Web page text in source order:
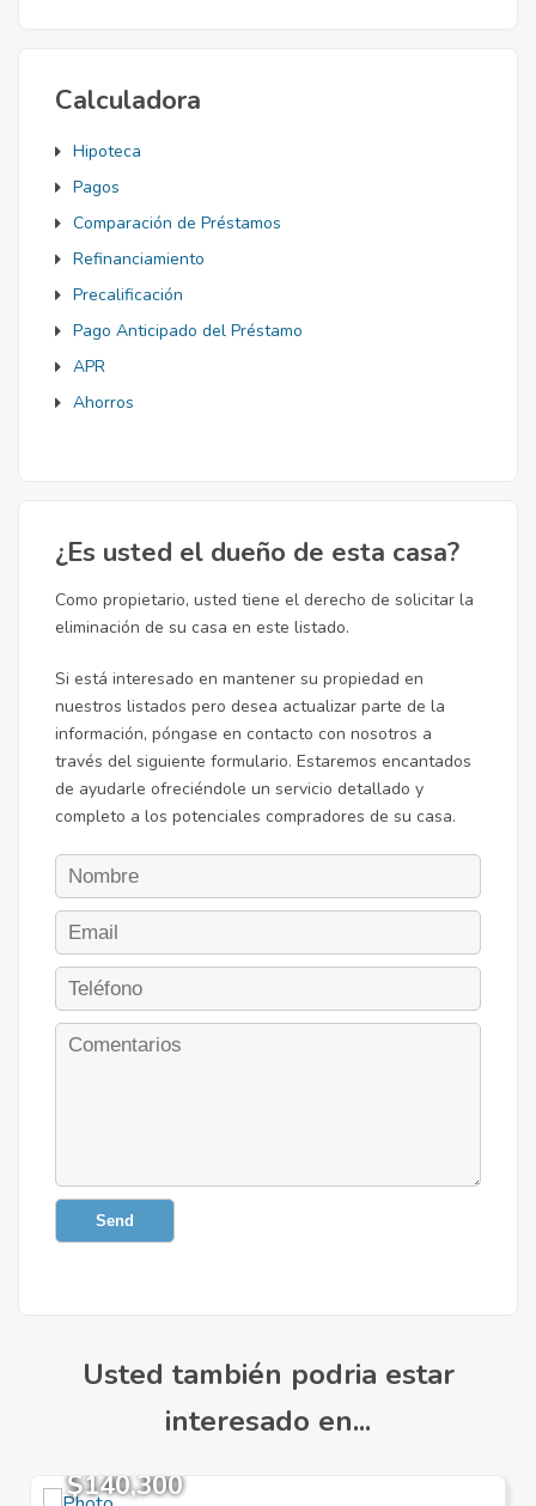
Calculadora
Hipoteca
Pagos
Comparación de Préstamos
Refinanciamiento
Precalificación
Pago Anticipado del Préstamo
APR
Ahorros
¿Es usted el dueño de esta casa?
Como propietario, usted tiene el derecho de solicitar la
eliminación de su casa en este listado.
Si está interesado en mantener su propiedad en
nuestros listados pero desea actualizar parte de la
información, póngase en contacto con nosotros a
través del siguiente formulario. Estaremos encantados
de ayudarle ofreciéndole un servicio detallado y
completo a los potenciales compradores de su casa.
Send
Usted también podria estar
interesado en...
$140,300